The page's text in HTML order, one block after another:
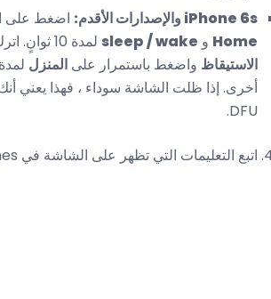
iPhone 6s والإصدارات الأقدم:
اضغط على
Home و sleep / wake لمدة 10 ثوانٍ. اترك زر
الاستيقاظ واضغط باستمرار على المنزل
أخرى. إذا ظلت الشاشة سوداء ، فهذا يعني
DFU.
اتبع التعليمات التي تظهر على الشاشة في iTunes.